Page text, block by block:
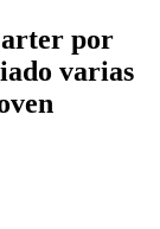
por
varias